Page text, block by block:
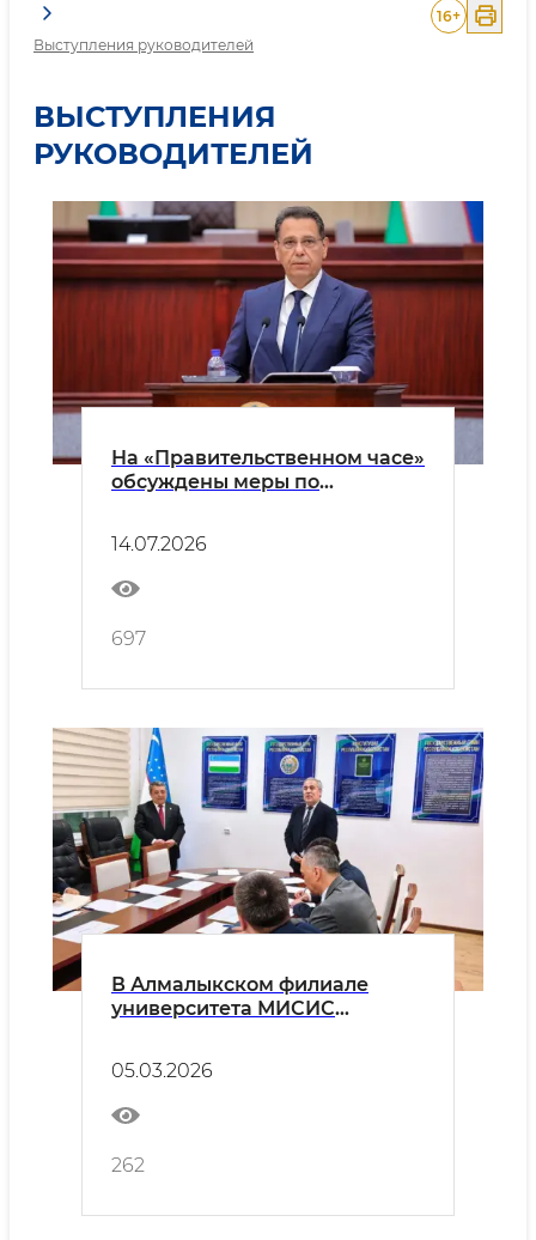
Выступления руководителей
16+
ВЫСТУПЛЕНИЯ
РУКОВОДИТЕЛЕЙ
На «Правительственном часе»
обсуждены меры по
заведений.
14.07.2026
697
В Алмалыкском филиале
университета МИСИС
05.03.2026
262